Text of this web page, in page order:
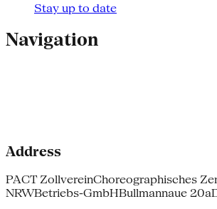
Stay up to date
Navigation
Address
PACT ZollvereinChoreographisches
NRWBetriebs-GmbHBullmannaue 20a